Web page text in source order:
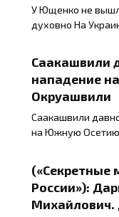
У Ющенко не
духовно На
Саакашвили
нападение
Окруашвили
Саакашвили
на Южную
(«Секретные
России»):
Михайлович.